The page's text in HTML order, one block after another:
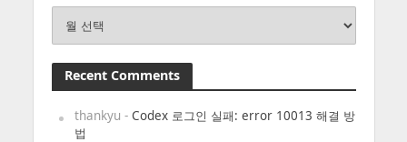
Recent Comments
thankyu - Codex 로그인 실패: error 10013 해결 방
법